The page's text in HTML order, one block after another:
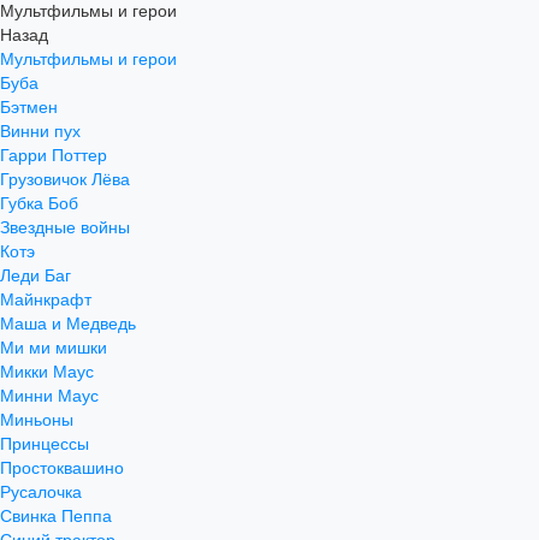
Мультфильмы и герои
Назад
Мультфильмы и герои
Буба
Бэтмен
Винни пух
Гарри Поттер
Грузовичок Лёва
Губка Боб
Звездные войны
Котэ
Леди Баг
Майнкрафт
Маша и Медведь
Ми ми мишки
Микки Маус
Минни Маус
Миньоны
Принцессы
Простоквашино
Русалочка
Свинка Пеппа